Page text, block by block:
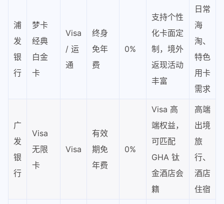
浦
发
银
行
梦卡
经典
白金
卡
Visa
/ 运
通
终身
免年
费
0%
支持个性
化卡面定
制，境外
返现活动
丰富
日常
海
淘、
特色
用卡
需求
广
发
银
行
Visa
无限
卡
Visa
有效
期免
年费
0%
Visa 高
端权益，
可匹配
GHA 钛
金酒店会
籍
高端
出境
旅
行、
酒店
住宿